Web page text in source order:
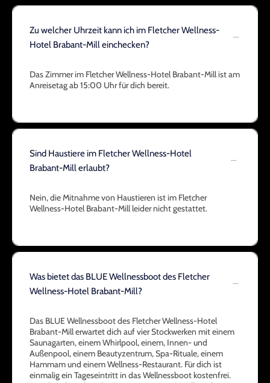
Zu welcher Uhrzeit kann ich im Fletcher Wellness-
Hotel Brabant-Mill einchecken?
Das Zimmer im Fletcher Wellness-Hotel Brabant-Mill ist am
Anreisetag ab 15:00 Uhr für dich bereit.
Sind Haustiere im Fletcher Wellness-Hotel
Brabant-Mill erlaubt?
Nein, die Mitnahme von Haustieren ist im Fletcher
Wellness-Hotel Brabant-Mill leider nicht gestattet.
Was bietet das BLUE Wellnessboot des Fletcher
Wellness-Hotel Brabant-Mill?
Das BLUE Wellnessboot des Fletcher Wellness-Hotel
Brabant-Mill erwartet dich auf vier Stockwerken mit einem
Saunagarten, einem Whirlpool, einem, Innen- und
Außenpool, einem Beautyzentrum, Spa-Rituale, einem
Hammam und einem Wellness-Restaurant. Für dich ist
einmalig ein Tageseintritt in das Wellnessboot kostenfrei.